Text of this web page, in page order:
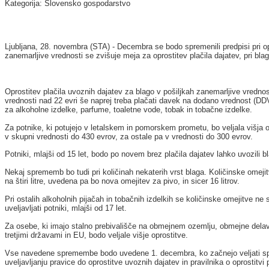
Kategorija: Slovensko gospodarstvo
Ljubljana, 28. novembra (STA) - Decembra se bodo spremenili predpisi
zanemarljive vrednosti se zvišuje meja za oprostitev plačila dajatev, pri
Oprostitev plačila uvoznih dajatev za blago v pošiljkah zanemarljive
vrednosti nad 22 evri še naprej treba plačati davek na dodano vrednost
za alkoholne izdelke, parfume, toaletne vode, tobak in tobačne izdelke.
Za potnike, ki potujejo v letalskem in pomorskem prometu, bo veljala
v skupni vrednosti do 430 evrov, za ostale pa v vrednosti do 300 evrov.
Potniki, mlajši od 15 let, bodo po novem brez plačila dajatev lahko uvozili
Nekaj sprememb bo tudi pri količinah nekaterih vrst blaga. Količinske
na štiri litre, uvedena pa bo nova omejitev za pivo, in sicer 16 litrov.
Pri ostalih alkoholnih pijačah in tobačnih izdelkih se količinske omejitve
uveljavljati potniki, mlajši od 17 let.
Za osebe, ki imajo stalno prebivališče na obmejnem ozemlju, obmejne
tretjimi državami in EU, bodo veljale višje oprostitve.
Vse navedene spremembe bodo uvedene 1. decembra, ko začnejo veljati
uveljavljanju pravice do oprostitve uvoznih dajatev in pravilnika o